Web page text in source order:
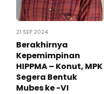
21 SEP 2024
Berakhirnya
Kepemimpinan
HIPPMA – Konut, MPK
Segera Bentuk
Mubes ke -VI